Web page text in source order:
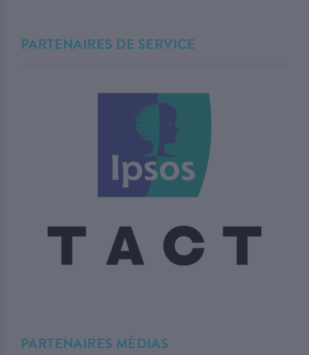
PARTENAIRES DE SERVICE
PARTENAIRES MÉDIAS